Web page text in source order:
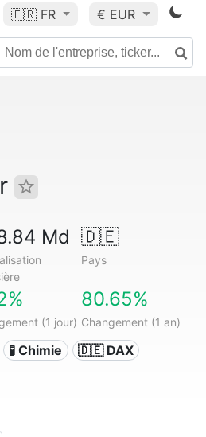
🇫🇷 FR € EUR
Md 🇩🇪
Pays
(1 jour)
80.65%
Changement (1 an)
🧪 Chimie
🇩🇪 DAX